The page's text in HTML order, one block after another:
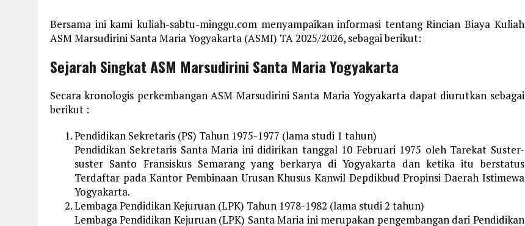
Bersama ini kami kuliah-sabtu-minggu.com menyampaikan informasi tentang Rincian Biaya Kuliah
ASM Marsudirini Santa Maria Yogyakarta (ASMI) TA 2025/2026, sebagai berikut:
Sejarah Singkat ASM Marsudirini Santa Maria Yogyakarta
Secara kronologis perkembangan ASM Marsudirini Santa Maria Yogyakarta dapat diurutkan sebagai
berikut :
Pendidikan Sekretaris (PS) Tahun 1975-1977 (lama studi 1 tahun)
Pendidikan Sekretaris Santa Maria ini didirikan tanggal 10 Februari 1975 oleh Tarekat Suster-
suster Santo Fransiskus Semarang yang berkarya di Yogyakarta dan ketika itu berstatus
Terdaftar pada Kantor Pembinaan Urusan Khusus Kanwil Depdikbud Propinsi Daerah Istimewa
Yogyakarta.
Lembaga Pendidikan Kejuruan (LPK) Tahun 1978-1982 (lama studi 2 tahun)
Lembaga Pendidikan Kejuruan (LPK) Santa Maria ini merupakan pengembangan dari Pendidikan